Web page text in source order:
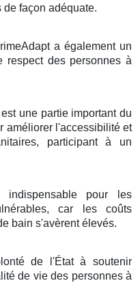
de façon adéquate.
a également un
respect des personnes à
une partie important du
améliorer l'accessibilité et
participant à un
pour les
car les coûts
bain s'avèrent élevés.
de l'État à soutenir
de vie des personnes à